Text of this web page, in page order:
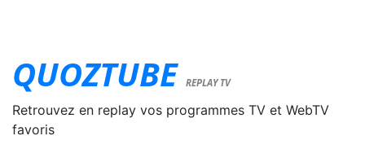
QUOZTUBE REPLAY TV
Retrouvez en replay vos programmes TV et WebTV
favoris